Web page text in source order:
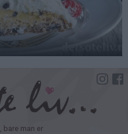
bare man er